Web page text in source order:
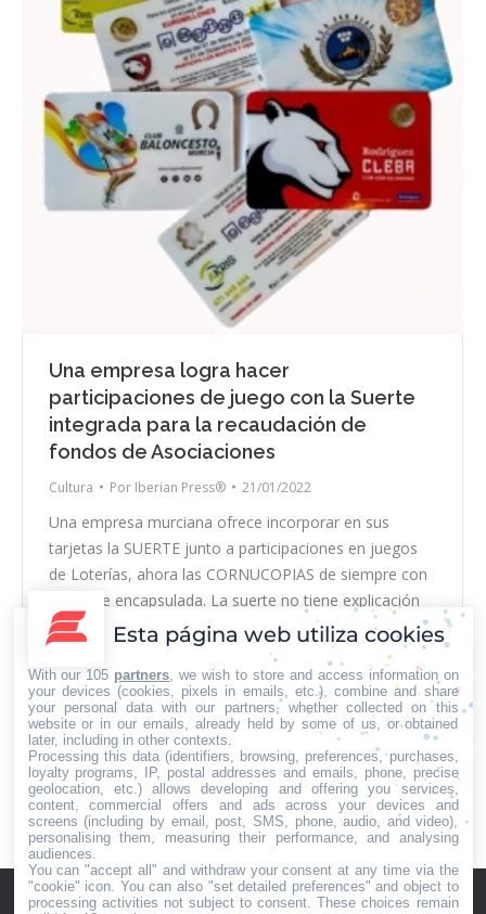
Una empresa logra hacer
participaciones de juego con la Suerte
integrada para la recaudación de
fondos de Asociaciones
Cultura Por Iberian Press® 21/01/2022
Una empresa murciana ofrece incorporar en sus
tarjetas la SUERTE junto a participaciones en juegos
de Loterías, ahora las CORNUCOPIAS de siempre con
la Suerte encapsulada. La suerte no tiene explicación
se encuentra más allá de toda compresión humana,
de sistemas lógicos, racionales o estadísticos. A pesar
de su naturaleza enigmática esta empresa ha
conseguido…
← 1 2 3 4 5 … 11 →
Esta página web utiliza cookies
With our 105 partners , we wish to store and access information on
your devices (cookies, pixels in emails, etc.), combine and share
your personal data with our partners, whether collected on this
website or in our emails, already held by some of us, or obtained
later, including in other contexts.
Processing this data (identifiers, browsing, preferences, purchases,
loyalty programs, IP, postal addresses and emails, phone, precise
geolocation, etc.) allows developing and offering you services,
content, commercial offers and ads across your devices and
screens (including by email, post, SMS, phone, audio, and video),
personalising them, measuring their performance, and analysing
audiences.
You can "accept all" and withdraw your consent at any time via the
"cookie" icon . You can also "set detailed preferences" and object to
processing activities not subject to consent. These choices remain